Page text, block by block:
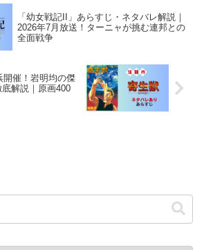
「幼女戦記II」あらすじ・ネタバレ解説｜
2026年7月放送！ターニャが挑む連邦との
全面戦争
開催！岩明均の傑
解説｜原画400